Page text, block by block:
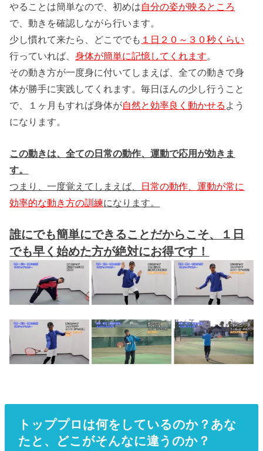
やることは簡単なので、初めは自分の姿が映るところ
で、動きを確認しながら行います。
少し慣れて来たら、どこででも １日２０～３０秒くらい
行っていれば、身体が簡単に記憶してくれます
その動き方が一度身に付いてしまえば、全ての動きで身
体が勝手に実践してくれます。毎日ほんの少し行うこと
で、１ヶ月もすれば身体が自然と効率良く動かせる よう
になります。
この動きは、全ての日常の動作、運動で応用が効きま
す。
つまり、一度覚えてしまえば、 日常の動作、運動が常に
効率的な動き方の訓練になります。
誰にでも簡単にできることだからこそ、１日
でも早く始めた方が絶対にお得です！
トッププロは何をしているのか？あな
たと、どこがそんなに違うのか？